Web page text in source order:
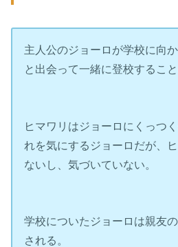
主人公のジョーロが学校に向
と出会って一緒に登校すること
ヒマワリはジョーロにくっつ
れを気にするジョーロだが、
ないし、気づいていない。
学校についたジョーロは親友
される。